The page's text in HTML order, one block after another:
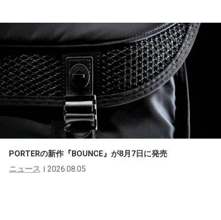
PORTERの新作『BOUNCE』が8月7日に発売
ニュース
2026.08.05